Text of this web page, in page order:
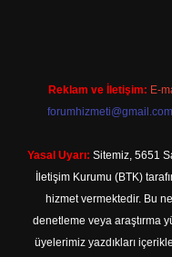
Reklam ve İletişim: E-
forumhizmeti@gmail.com
Yasal Uyarı: Sitemiz, 5651
İletişim Kurumu (BTK)
hizmet vermektedir. Bu
denetleme veya araştırma
üyelerimiz yazdıkları